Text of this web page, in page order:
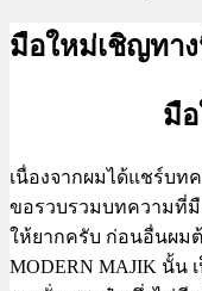
มือใหม่เชิญทา
มื
เนื่องจากผมได้แชร์บท
ขอรวบรวมบทความที่มื
ให้ยากครับ ก่อนอื่นผม
MODERN MAJIK นั้น